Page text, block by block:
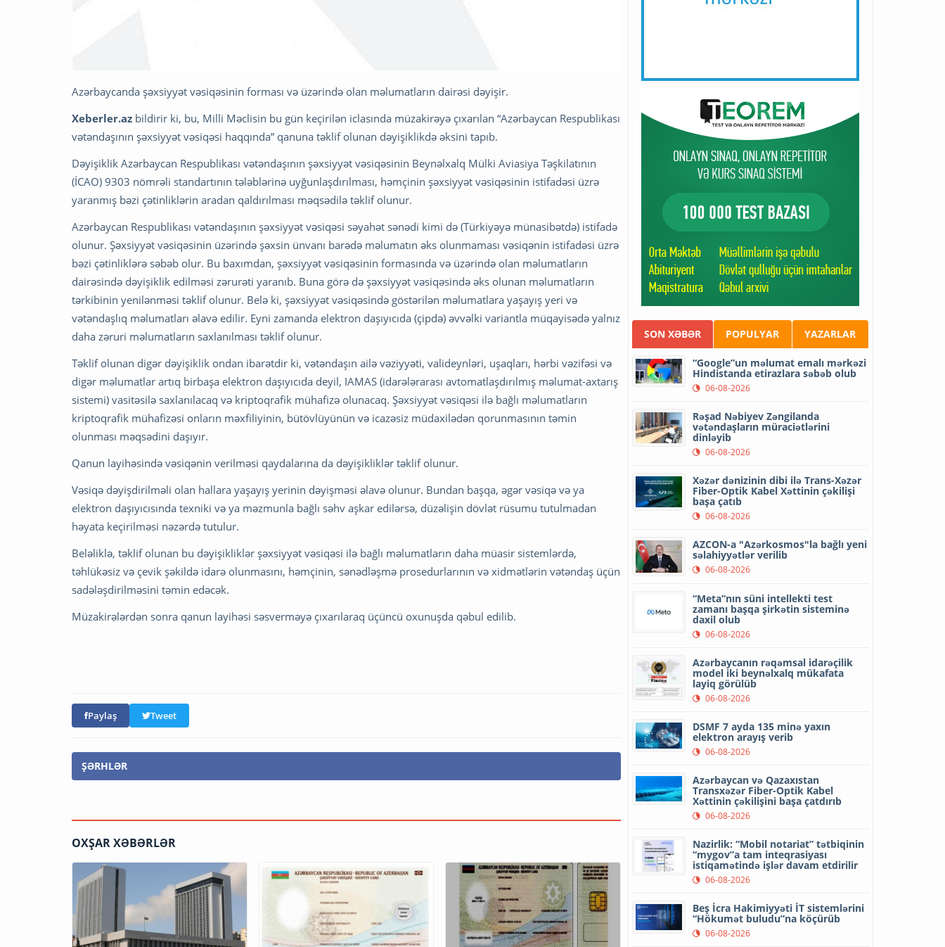
Azərbaycanda şəxsiyyət vəsiqəsinin forması və üzərində olan məlumatların dairəsi dəyişir.
Xeberler.az bildirir ki, bu, Milli Məclisin bu gün keçirilən iclasında müzakirəyə çıxarılan “Azərbaycan Respublikası
vətəndaşının şəxsiyyət vəsiqəsi haqqında” qanuna təklif olunan dəyişiklikdə əksini tapıb.
Dəyişiklik Azərbaycan Respublikası vətəndaşının şəxsiyyət vəsiqəsinin Beynəlxalq Mülki Aviasiya Təşkilatının
(İCAO) 9303 nömrəli standartının tələblərinə uyğunlaşdırılması, həmçinin şəxsiyyət vəsiqəsinin istifadəsi üzrə
yaranmış bəzi çətinliklərin aradan qaldırılması məqsədilə təklif olunur.
Azərbaycan Respublikası vətəndaşının şəxsiyyət vəsiqəsi səyahət sənədi kimi də (Türkiyəyə münasibətdə) istifadə
olunur. Şəxsiyyət vəsiqəsinin üzərində şəxsin ünvanı barədə məlumatın əks olunmaması vəsiqənin istifadəsi üzrə
bəzi çətinliklərə səbəb olur. Bu baxımdan, şəxsiyyət vəsiqəsinin formasında və üzərində olan məlumatların
dairəsində dəyişiklik edilməsi zərurəti yaranıb. Buna görə də şəxsiyyət vəsiqəsində əks olunan məlumatların
tərkibinin yenilənməsi təklif olunur. Belə ki, şəxsiyyət vəsiqəsində göstərilən məlumatlara yaşayış yeri və
vətəndaşlıq məlumatları əlavə edilir. Eyni zamanda elektron daşıyıcıda (çipdə) əvvəlki variantla müqayisədə yalnız
daha zəruri məlumatların saxlanılması təklif olunur.
Təklif olunan digər dəyişiklik ondan ibarətdir ki, vətəndaşın ailə vəziyyəti, valideynləri, uşaqları, hərbi vəzifəsi və
digər məlumatlar artıq birbaşa elektron daşıyıcıda deyil, IAMAS (idarələrarası avtomatlaşdırılmış məlumat-axtarış
sistemi) vasitəsilə saxlanılacaq və kriptoqrafik mühafizə olunacaq. Şəxsiyyət vəsiqəsi ilə bağlı məlumatların
kriptoqrafik mühafizəsi onların məxfiliyinin, bütövlüyünün və icazəsiz müdaxilədən qorunmasının təmin
olunması məqsədini daşıyır.
Qanun layihəsində vəsiqənin verilməsi qaydalarına da dəyişikliklər təklif olunur.
Vəsiqə dəyişdirilməli olan hallara yaşayış yerinin dəyişməsi əlavə olunur. Bundan başqa, əgər vəsiqə və ya
elektron daşıyıcısında texniki və ya məzmunla bağlı səhv aşkar edilərsə, düzəlişin dövlət rüsumu tutulmadan
həyata keçirilməsi nəzərdə tutulur.
Beləliklə, təklif olunan bu dəyişikliklər şəxsiyyət vəsiqəsi ilə bağlı məlumatların daha müasir sistemlərdə,
təhlükəsiz və çevik şəkildə idarə olunmasını, həmçinin, sənədləşmə prosedurlarının və xidmətlərin vətəndaş üçün
sadələşdirilməsini təmin edəcək.
Müzakirələrdən sonra qanun layihəsi səsverməyə çıxarılaraq üçüncü oxunuşda qəbul edilib.
Paylaş Tweet
ŞƏRHLƏR
OXŞAR XƏBƏRLƏR
SON XƏBƏR POPULYAR YAZARLAR
“Google”un məlumat emalı mərkəzi
Hindistanda etirazlara səbəb olub
06-08-2026
Rəşad Nəbiyev Zəngilanda
vətəndaşların müraciətlərini
dinləyib
06-08-2026
Xəzər dənizinin dibi ilə Trans-Xəzər
Fiber-Optik Kabel Xəttinin çəkilişi
başa çatıb
06-08-2026
AZCON-a "Azərkosmos"la bağlı yeni
səlahiyyətlər verilib
06-08-2026
“Meta”nın süni intellekti test
zamanı başqa şirkətin sisteminə
daxil olub
06-08-2026
Azərbaycanın rəqəmsal idarəçilik
model iki beynəlxalq mükafata
layiq görülüb
06-08-2026
DSMF 7 ayda 135 minə yaxın
elektron arayış verib
06-08-2026
Azərbaycan və Qazaxıstan
Transxəzər Fiber-Optik Kabel
Xəttinin çəkilişini başa çatdırıb
06-08-2026
Nazirlik: “Mobil notariat” tətbiqinin
“mygov”a tam inteqrasiyası
istiqamətində işlər davam etdirilir
06-08-2026
Beş İcra Hakimiyyəti İT sistemlərini
“Hökumət buludu”na köçürüb
06-08-2026